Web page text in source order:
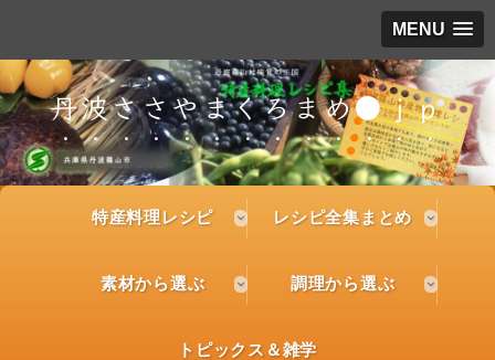
MENU
丹波ささやまくろまめ●ｊｐ
特産料理レシピ レシピ全集まとめ
素材から選ぶ 調理から選ぶ
トピックス＆雑学